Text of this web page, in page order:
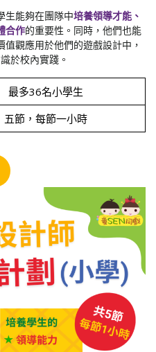
生能夠在團隊中培養領導才能、
合作的重要性。同時，他們也能
值觀應用於他們的遊戲設計中，
於校內實踐。
最多36名小學生
五節，每節一小時